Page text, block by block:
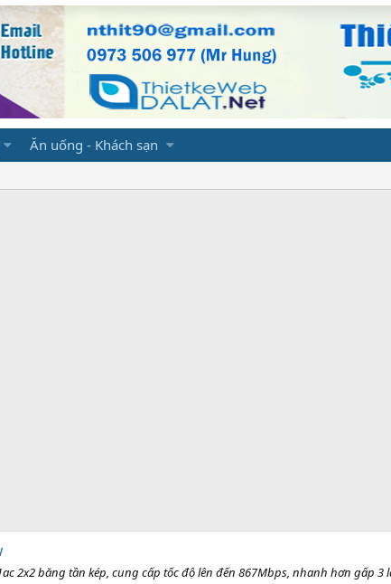
Ăn uống - Khách sạn
2x2 băng tần kép, cung cấp tốc độ lên đến 867Mbps, nhanh hơn gấp 3